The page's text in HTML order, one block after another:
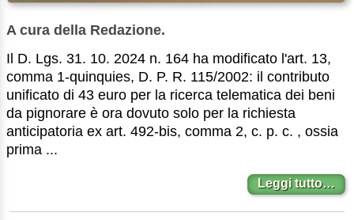
A cura della Redazione.
Il D. Lgs. 31. 10. 2024 n. 164 ha modificato l'art. 13,
comma 1-quinquies, D. P. R. 115/2002: il contributo
unificato di 43 euro per la ricerca telematica dei beni
da pignorare è ora dovuto solo per la richiesta
anticipatoria ex art. 492-bis, comma 2, c. p. c. , ossia
prima ...
Leggi tutto…